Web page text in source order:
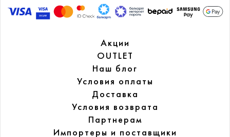
Акции
OUTLET
Наш блог
Условия оплаты
Доставка
Условия возврата
Партнерам
Импортеры и поставщики